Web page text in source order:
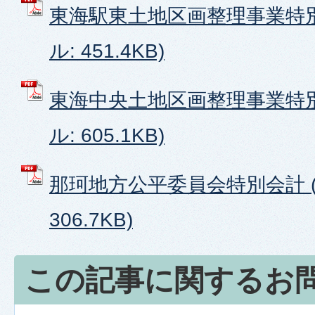
東海駅東土地区画整理事業特
ル: 451.4KB)
東海中央土地区画整理事業特
ル: 605.1KB)
那珂地方公平委員会特別会計
306.7KB)
この記事に関するお